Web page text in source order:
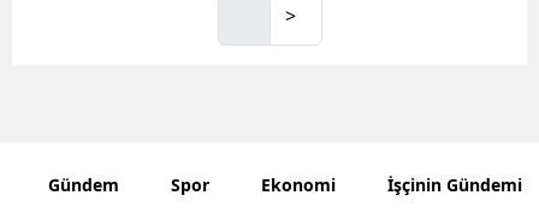
>
Gündem Spor Ekonomi İşçinin Gündemi